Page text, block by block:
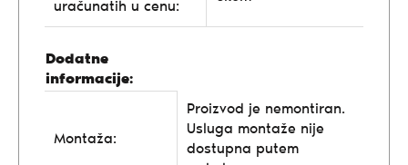
uračunatih u cenu:
Dodatne
informacije:
Montaža:
Proizvod je nemontiran.
Usluga montaže nije
dostupna putem